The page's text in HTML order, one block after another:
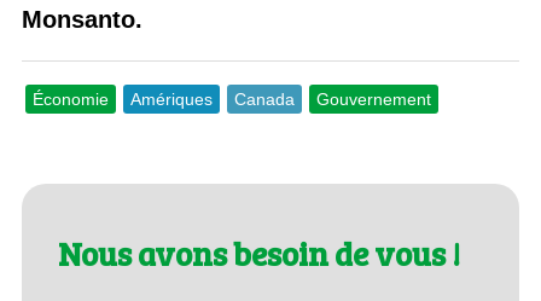
Monsanto.
Économie Amériques Canada Gouvernement
Nous avons besoin de vous !